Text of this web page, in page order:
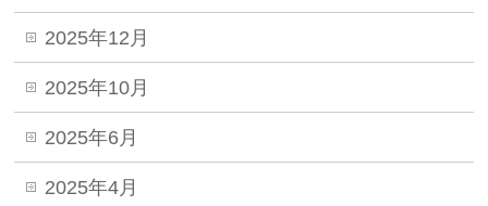
2025年12月
2025年10月
2025年6月
2025年4月